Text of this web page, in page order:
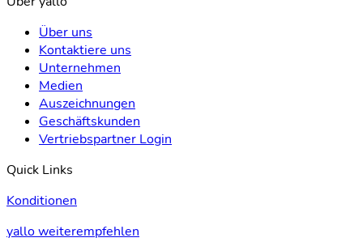
Über uns
Kontaktiere uns
Unternehmen
Medien
Auszeichnungen
Geschäftskunden
Vertriebspartner Login
Quick Links
Konditionen
yallo weiterempfehlen